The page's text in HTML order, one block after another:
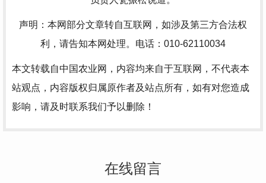
声明：本网部分文章转自互联网，如涉及第三方合法权
利，请告知本网处理。电话：010-62110034
本文转载自中国农业网，内容均来自于互联网，不代表本
站观点，内容版权归属原作者及站点所有，如有对您造成
影响，请及时联系我们予以删除！
在线留言